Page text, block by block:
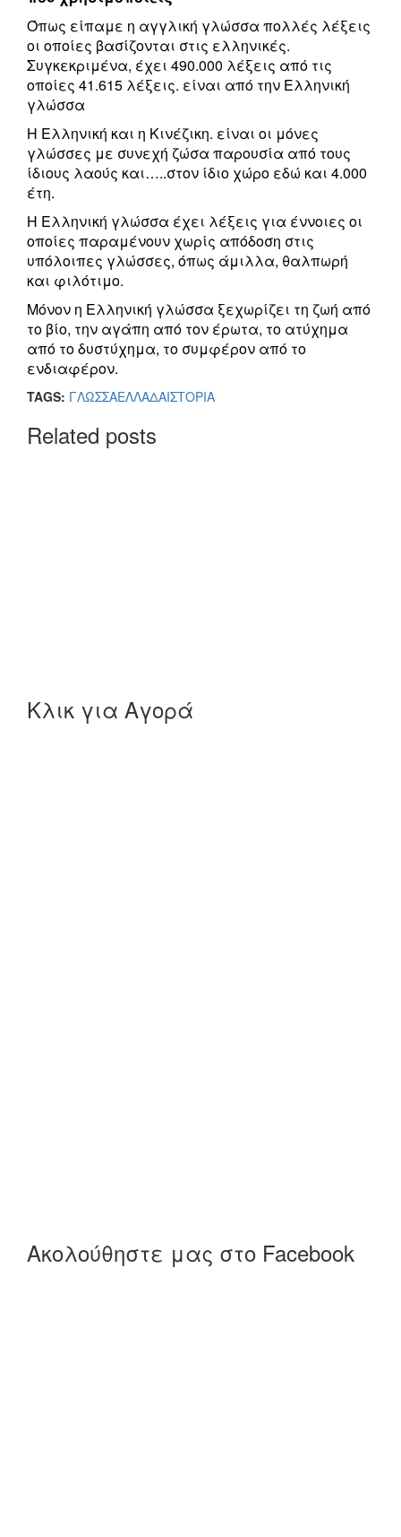
Όπως είπαμε η αγγλική γλώσσα πολλές λέξεις
οι οποίες βασίζονται στις ελληνικές.
Συγκεκριμένα, έχει 490.000 λέξεις από τις
οποίες 41.615 λέξεις. είναι από την Ελληνική
γλώσσα
Η Ελληνική και η Κινέζικη. είναι οι μόνες
γλώσσες με συνεχή ζώσα παρουσία από τους
ίδιους λαούς και…..στον ίδιο χώρο εδώ και 4.000
έτη.
Η Ελληνική γλώσσα έχει λέξεις για έννοιες οι
οποίες παραμένουν χωρίς απόδοση στις
υπόλοιπες γλώσσες, όπως άμιλλα, θαλπωρή
και φιλότιμο.
Μόνον η Ελληνική γλώσσα ξεχωρίζει τη ζωή από
το βίο, την αγάπη από τον έρωτα, το ατύχημα
από το δυστύχημα, το συμφέρον από το
ενδιαφέρον.
TAGS: ΓΛΩΣΣΑΕΛΛΑΔΑΙΣΤΟΡΙΑ
Related posts
Κλικ για Αγορά
Ακολούθηστε μας στο Facebook